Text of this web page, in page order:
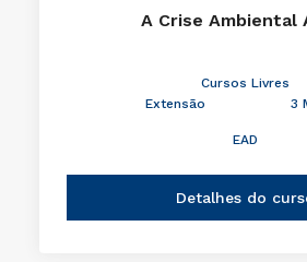
A Crise Ambiental
Cursos Livres
Extensão
3
EAD
Detalhes do